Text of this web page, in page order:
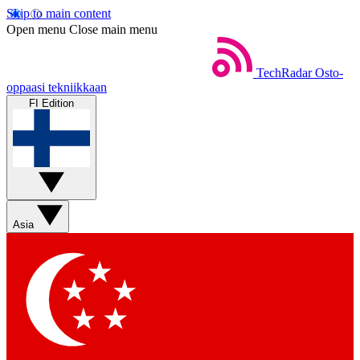
Skip to main content
Open menu Close main menu
TechRadar Osto-
oppaasi tekniikkaan
FI Edition
Asia